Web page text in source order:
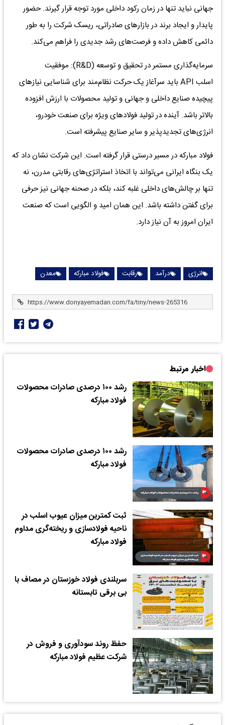
جهانی نباید تنها در زمان رکود داخلی مورد توجه قرار گیرند. حضور
پایدار و ایجاد برند در بازارهای صادراتی، ریسک شرکت را به طور
دائمی کاهش داده و فرصت‌های رشد جدیدی را فراهم می‌کند.
سرمایه‌گذاری مستمر در تحقیق و توسعه (R&D): موفقیت
اسلب API باید سرآغاز یک حرکت نظام‌مند برای شناسایی نیازهای
پیچیده صنایع داخلی و جهانی و تولید محصولات با ارزش افزوده
بالاتر باشد. آینده در تولید فولادهای ویژه برای صنعت خودرو،
انرژی‌های تجدیدپذیر و سایر صنایع پیشرفته است.
فولاد مبارکه در مسیر درستی قرار گرفته است. این شرکت نشان داد که
یک بنگاه ایرانی می‌تواند با اتخاذ استراتژی‌های رقابتی مدرن، نه
تنها بر چالش‌های داخلی غلبه کند، بلکه در صحنه جهانی نیز حرفی
برای گفتن داشته باشد. این همان امید و الگویی است که صنعت
ایران امروز به آن نیاز دارد.
انرژی درآمد رقابت فولاد مبارکه معدن
اخبار مرتبط
رشد ۱۰۰ درصدی صادرات محصولات
فولاد مبارکه
رشد ۱۰۰ درصدی صادرات محصولات
فولاد مبارکه
ثبت کمترین میزان عیوب اسلب در
ناحیه فولادسازی و ریخته‌گری مداوم
فولاد مبارکه
سربلندی فولاد خوزستان در مصاف با
بی برقی تابستانه
حفظ روند سودآوری و فروش در
شرکت عظیم فولاد مبارکه